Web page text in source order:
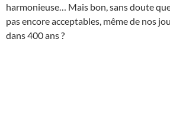
harmonieuse… Mais bon, sans doute
pas encore acceptables, même de nos
dans 400 ans ?